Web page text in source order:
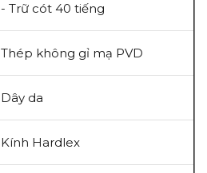
- Trữ cót 40 tiếng
Thép không gỉ mạ PVD
Dây da
Kính Hardlex